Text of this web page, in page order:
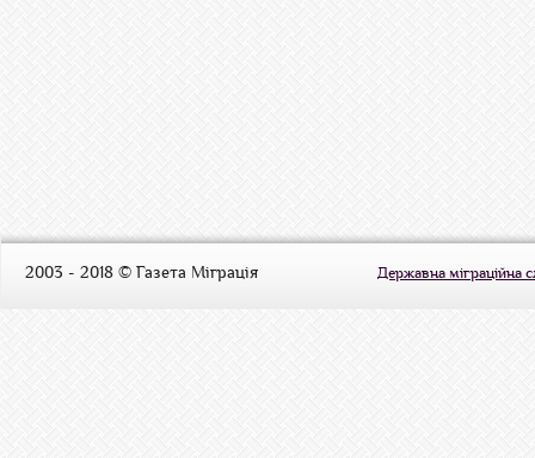
2003 - 2018 © Газета Міграція Державна міграційна